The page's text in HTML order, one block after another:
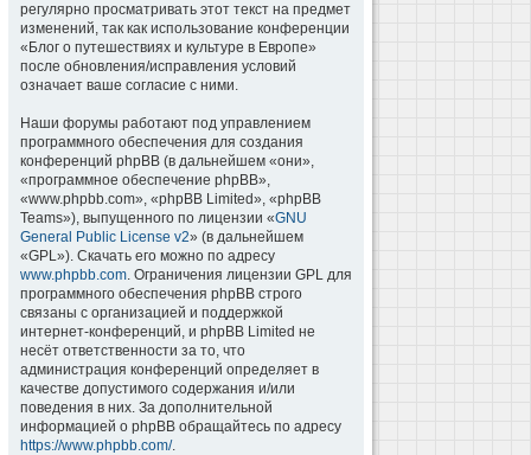
регулярно просматривать этот текст на предмет
изменений, так как использование конференции
«Блог о путешествиях и культуре в Европе»
после обновления/исправления условий
означает ваше согласие с ними.
Наши форумы работают под управлением
программного обеспечения для создания
конференций phpBB (в дальнейшем «они»,
«программное обеспечение phpBB»,
«www.phpbb.com», «phpBB Limited», «phpBB
Teams»), выпущенного по лицензии «GNU
General Public License v2» (в дальнейшем
«GPL»). Скачать его можно по адресу
www.phpbb.com. Ограничения лицензии GPL для
программного обеспечения phpBB строго
связаны с организацией и поддержкой
интернет-конференций, и phpBB Limited не
несёт ответственности за то, что
администрация конференций определяет в
качестве допустимого содержания и/или
поведения в них. За дополнительной
информацией о phpBB обращайтесь по адресу
https://www.phpbb.com/.